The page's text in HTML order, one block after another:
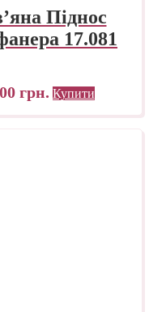
Піднос
17.081
грн. Купити